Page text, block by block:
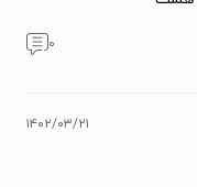
۰
۱۴۰۲/۰۳/۲۱